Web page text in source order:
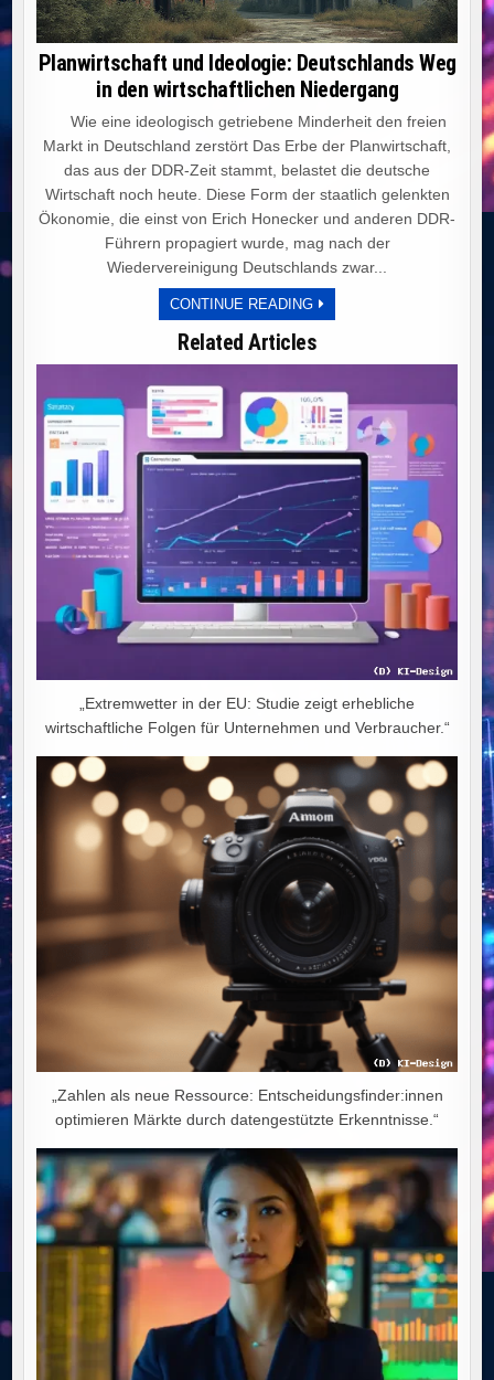
Planwirtschaft und Ideologie: Deutschlands Weg
in den wirtschaftlichen Niedergang
Wie eine ideologisch getriebene Minderheit den freien
Markt in Deutschland zerstört Das Erbe der Planwirtschaft,
das aus der DDR-Zeit stammt, belastet die deutsche
Wirtschaft noch heute. Diese Form der staatlich gelenkten
Ökonomie, die einst von Erich Honecker und anderen DDR-
Führern propagiert wurde, mag nach der
Wiedervereinigung Deutschlands zwar...
CONTINUE READINGPLANWIRTSCHAFT
UND
DEUTSCHLANDS
DEN
WIRTSCHAFTLICHEN
NIEDERGANG
Related Articles
„Extremwetter in der EU: Studie zeigt erhebliche
wirtschaftliche Folgen für Unternehmen und Verbraucher.“
„Zahlen als neue Ressource: Entscheidungsfinder:innen
optimieren Märkte durch datengestützte Erkenntnisse.“